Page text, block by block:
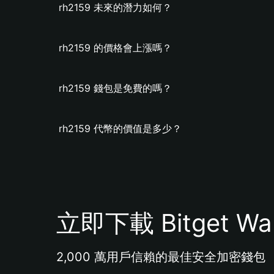
rh2159 未來的潛力如何？
rh2159 的價格會上漲嗎？
rh2159 錢包是免費的嗎？
rh2159 代幣的價值是多少？
立即下載 Bitget
2,000 萬用戶信賴的最佳安全加密錢包